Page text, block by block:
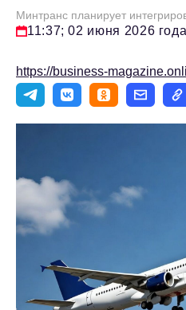
Минтранс планирует
11:37; 02 июня 2026
https://business-